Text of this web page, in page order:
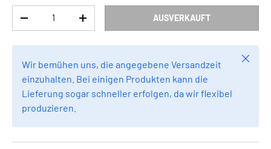
MENGE VERRINGERNMENGE ERHÖHEN AUSVERKAUFT
Wir bemühen uns, die angegebene Versandzeit
einzuhalten. Bei einigen Produkten kann die
Lieferung sogar schneller erfolgen, da wir flexibel
produzieren.